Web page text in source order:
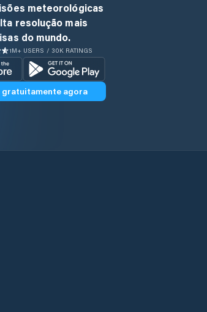
meteorológicas
resolução mais
do mundo.
1M+ USERS / 30K RATINGS
agora